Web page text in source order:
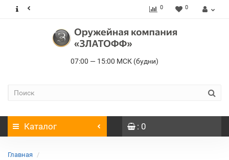
0 0
07:00 — 15:00 МСК (будни)
Каталог : 0
Главная